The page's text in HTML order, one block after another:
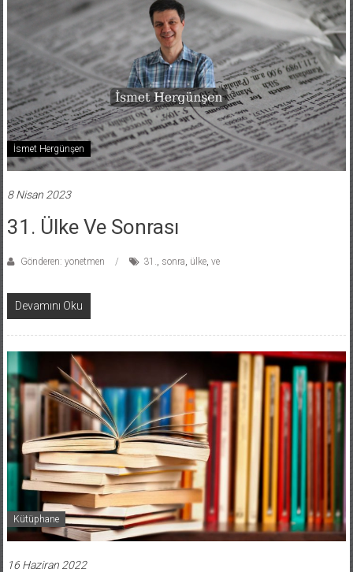
İsmet Hergünşen
8 Nisan 2023
31. Ülke Ve Sonrası
Gönderen: yonetmen 31., sonra, ülke, ve
Devamını Oku
Kütüphane
16 Haziran 2022